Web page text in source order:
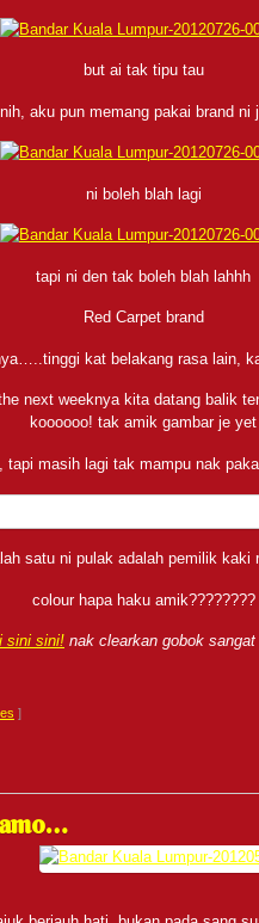
but ai tak tipu tau
aku pun memang pakai brand ni
ni boleh blah lagi
tapi ni den tak boleh blah lahhh
Red Carpet brand
kat belakang rasa lain,
next weeknya kita datang balik
koooooo! tak amik gambar je yet
tapi masih lagi tak mampu nak
satu ni pulak adalah pemilik kaki
colour hapa haku amik????????
sini sini! nak clearkan gobok
]